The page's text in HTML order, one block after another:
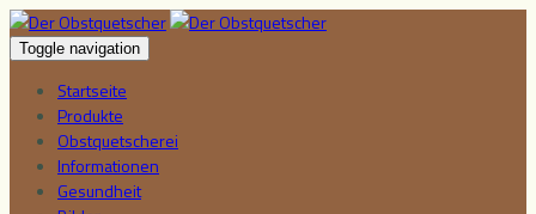
Toggle navigation
Startseite
Produkte
Obstquetscherei
Informationen
Gesundheit